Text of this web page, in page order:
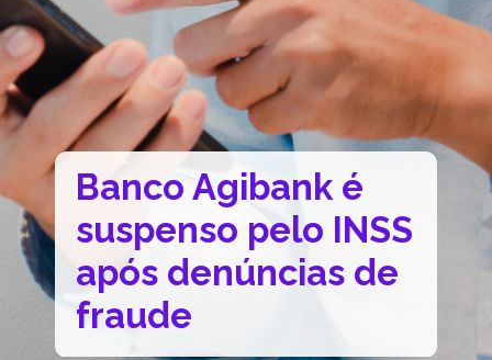
Banco Agibank é
suspenso pelo INSS
após denúncias de
fraude